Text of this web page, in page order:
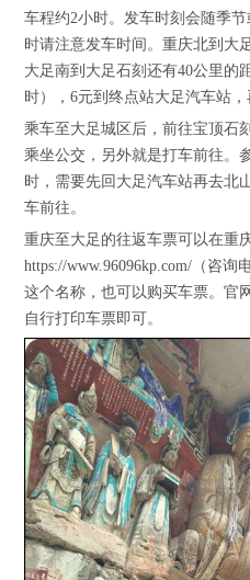
车程约2小时。发车时刻会随季
时请注意发车时间。重庆北到大
大足南到大足石刻还有40公里的
时），6元到终点站大足汽车站，
乘车至大足城区后，前往宝顶石
乘坐公交，另外就是打车前往。
时，需要先回大足汽车站再去北
车前往。
重庆至大足的往返车票可以在重
https://www.96096kp.com/（咨询
这个名称，也可以购买车票。官
自行打印车票即可。